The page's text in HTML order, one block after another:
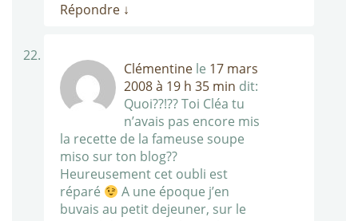
Répondre ↓
Clémentine le 17 mars
2008 à 19 h 35 min dit:
Quoi??!?? Toi Cléa tu
n’avais pas encore mis
la recette de la fameuse soupe
miso sur ton blog??
Heureusement cet oubli est
réparé
A une époque j’en
buvais au petit dejeuner, sur le